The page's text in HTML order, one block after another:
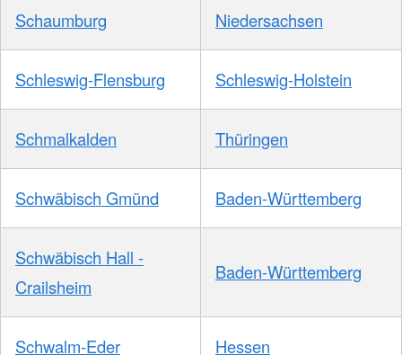
Schaumburg Niedersachsen
Schleswig-Flensburg Schleswig-Holstein
Schmalkalden Thüringen
Schwäbisch Gmünd Baden-Württemberg
Schwäbisch Hall -
Crailsheim
Baden-Württemberg
Schwalm-Eder Hessen